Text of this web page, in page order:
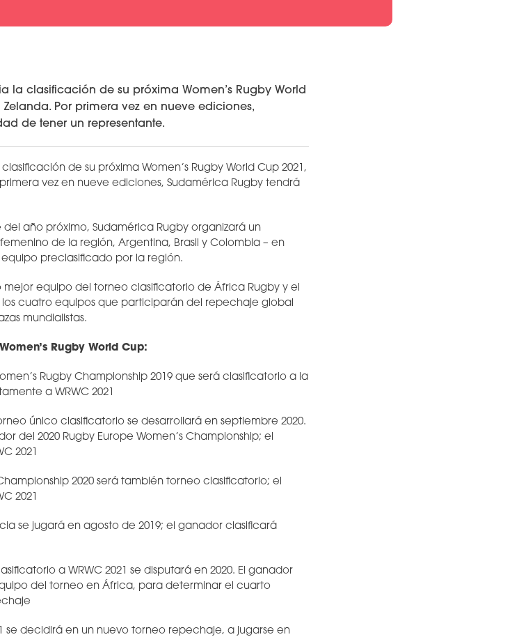
la clasificación de su próxima Women’s Rugby World
Por primera vez en nueve ediciones,
de tener un representante.
de su próxima Women’s Rugby World Cup 2021,
vez en nueve ediciones, Sudamérica Rugby tendrá
año próximo, Sudamérica Rugby organizará un
de la región, Argentina, Brasil y Colombia – en
preclasificado por la región.
equipo del torneo clasificatorio de África Rugby y el
cuatro equipos que participarán del repechaje global
mundialistas.
Rugby World Cup:
Rugby Championship 2019 que será clasificatorio a la
a WRWC 2021
único clasificatorio se desarrollará en septiembre 2020.
del 2020 Rugby Europe Women’s Championship; el
2021
2020 será también torneo clasificatorio; el
2021
se jugará en agosto de 2019; el ganador clasificará
a WRWC 2021 se disputará en 2020. El ganador
del torneo en África, para determinar el cuarto
se decidirá en un nuevo torneo repechaje, a jugarse en